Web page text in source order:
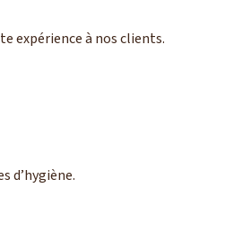
expérience à nos clients.
d’hygiène.